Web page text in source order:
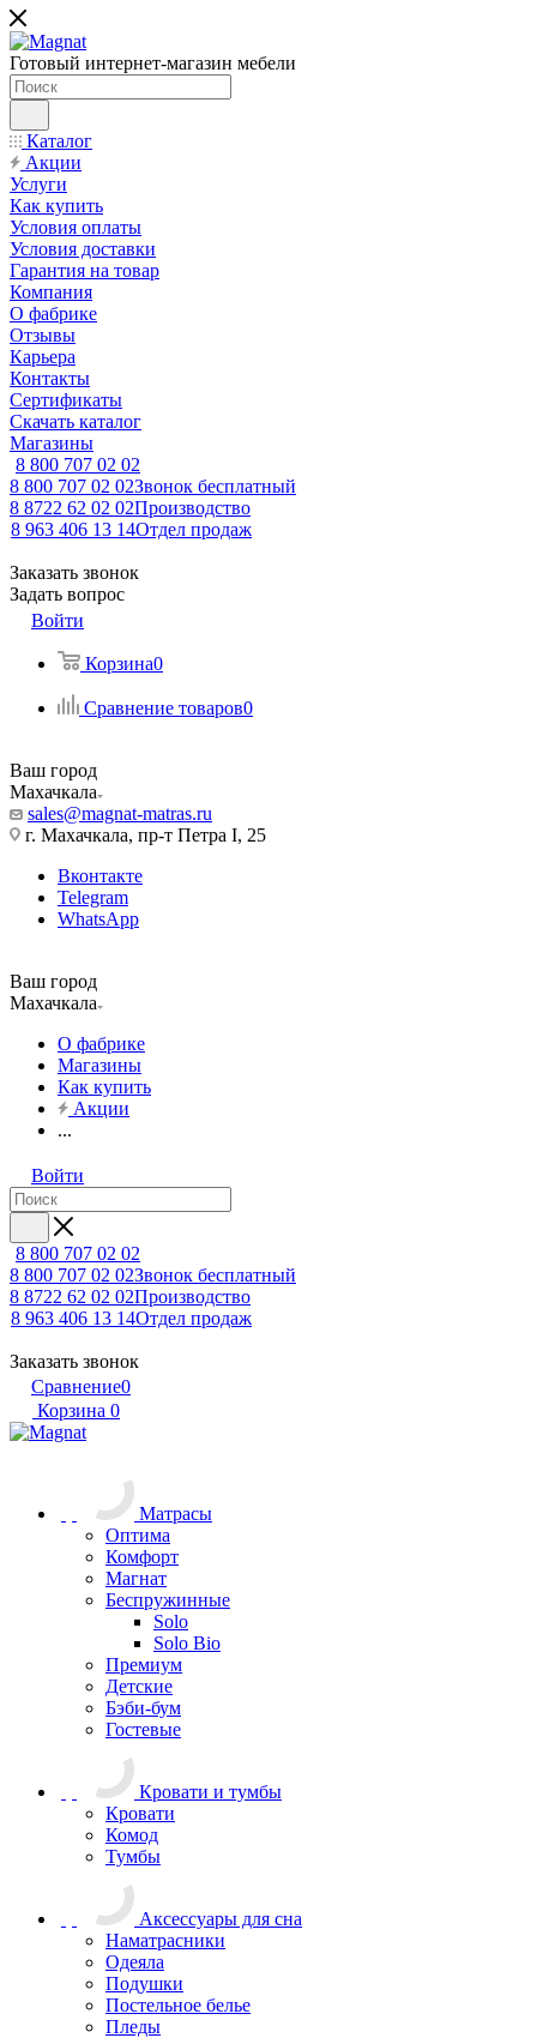
Готовый интернет-магазин мебели
Каталог
Акции
Услуги
Как купить
Условия оплаты
Условия доставки
Гарантия на товар
Компания
О фабрике
Отзывы
Карьера
Контакты
Сертификаты
Скачать каталог
Магазины
8 800 707 02 02
8 800 707 02 02Звонок бесплатный
8 8722 62 02 02Производство
8 963 406 13 14Отдел продаж
Заказать звонок
Задать вопрос
Войти
Корзина0
Сравнение товаров0
Ваш город
Махачкала
sales@magnat-matras.ru
г. Махачкала, пр-т Петра I, 25
Вконтакте
Telegram
WhatsApp
Ваш город
Махачкала
О фабрике
Магазины
Как купить
Акции
...
Войти
8 800 707 02 02
8 800 707 02 02Звонок бесплатный
8 8722 62 02 02Производство
8 963 406 13 14Отдел продаж
Заказать звонок
Сравнение0
Корзина 0
Матрасы
Оптима
Комфорт
Магнат
Беспружинные
Solo
Solo Bio
Премиум
Детские
Бэби-бум
Гостевые
Кровати и тумбы
Кровати
Комод
Тумбы
Аксессуары для сна
Наматрасники
Одеяла
Подушки
Постельное белье
Пледы